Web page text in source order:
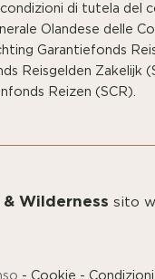
di tutela del
Olandese delle
Garantiefonds
Reisgelden Zakelijk
Reizen (SCR).
& Wilderness sito
- Cookie -